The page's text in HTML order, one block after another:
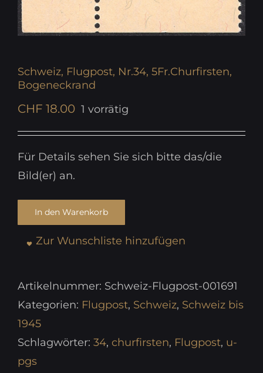
Schweiz, Flugpost, Nr.34, 5Fr.Churfirsten,
Bogeneckrand
CHF 18.00 1 vorrätig
Für Details sehen Sie sich bitte das/die
Bild(er) an.
In den Warenkorb
Zur Wunschliste hinzufügen
Artikelnummer: Schweiz-Flugpost-001691
Kategorien: Flugpost, Schweiz, Schweiz bis
1945
Schlagwörter: 34, churfirsten, Flugpost, u-
pgs